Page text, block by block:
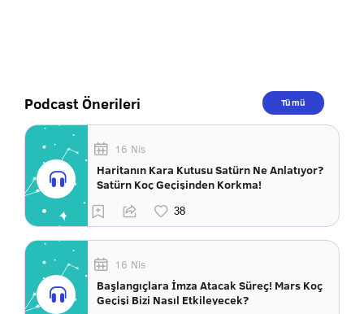
Podcast Önerileri Tümü
16 Nis
Haritanın Kara Kutusu Satürn Ne Anlatıyor?
Satürn Koç Geçişinden Korkma!
16 Nis
Başlangıçlara İmza Atacak Süreç! Mars Koç
Geçişi Bizi Nasıl Etkileyecek?